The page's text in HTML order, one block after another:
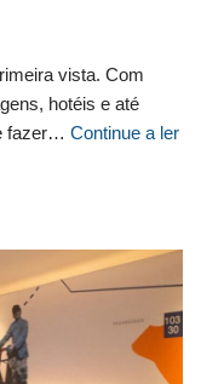
vista. Com
hotéis e até
fazer… Continue a ler